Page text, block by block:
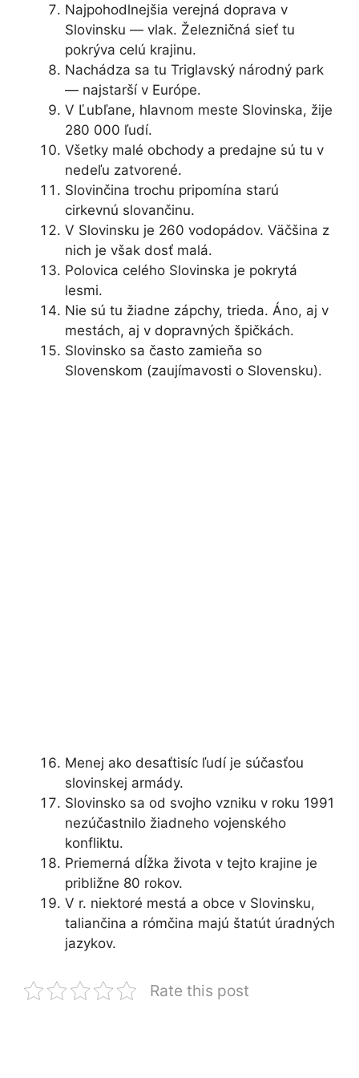
Najpohodlnejšia verejná doprava v
Slovinsku — vlak. Železničná sieť tu
pokrýva celú krajinu.
Nachádza sa tu Triglavský národný park
— najstarší v Európe.
V Ľubľane, hlavnom meste Slovinska, žije
280 000 ľudí.
Všetky malé obchody a predajne sú tu v
nedeľu zatvorené.
Slovinčina trochu pripomína starú
cirkevnú slovančinu.
V Slovinsku je 260 vodopádov. Väčšina z
nich je však dosť malá.
Polovica celého Slovinska je pokrytá
lesmi.
Nie sú tu žiadne zápchy, trieda. Áno, aj v
mestách, aj v dopravných špičkách.
Slovinsko sa často zamieňa so
Slovenskom (zaujímavosti o Slovensku).
Menej ako desaťtisíc ľudí je súčasťou
slovinskej armády.
Slovinsko sa od svojho vzniku v roku 1991
nezúčastnilo žiadneho vojenského
konfliktu.
Priemerná dĺžka života v tejto krajine je
približne 80 rokov.
V r. niektoré mestá a obce v Slovinsku,
taliančina a rómčina majú štatút úradných
jazykov.
Rate this post